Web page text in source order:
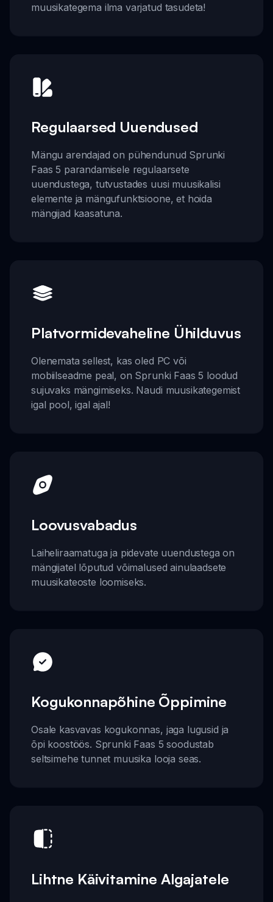
muusikategema ilma varjatud tasudeta!
Regulaarsed Uuendused
Mängu arendajad on pühendunud Sprunki
Faas 5 parandamisele regulaarsete
uuendustega, tutvustades uusi muusikalisi
elemente ja mängufunktsioone, et hoida
mängijad kaasatuna.
Platvormidevaheline Ühilduvus
Olenemata sellest, kas oled PC või
mobiilseadme peal, on Sprunki Faas 5 loodud
sujuvaks mängimiseks. Naudi muusikategemist
igal pool, igal ajal!
Loovusvabadus
Laiheliraamatuga ja pidevate uuendustega on
mängijatel lõputud võimalused ainulaadsete
muusikateoste loomiseks.
Kogukonnapõhine Õppimine
Osale kasvavas kogukonnas, jaga lugusid ja
õpi koostöös. Sprunki Faas 5 soodustab
seltsimehe tunnet muusika looja seas.
Lihtne Käivitamine Algajatele